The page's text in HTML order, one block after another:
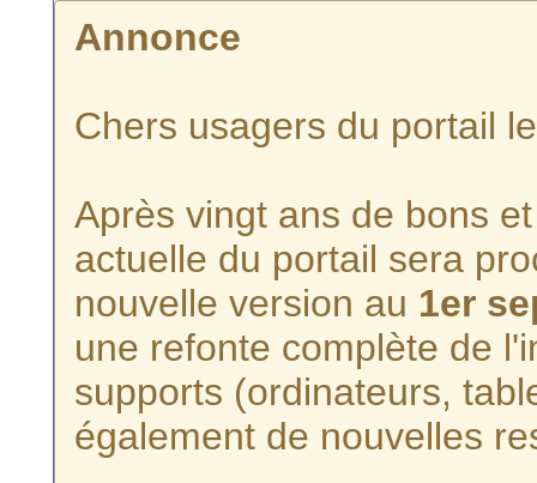
Annonce
Chers usagers du portail
Après vingt ans de bons
actuelle du portail sera
nouvelle version au 1er
une refonte complète de
supports (ordinateurs,
également de nouvelles